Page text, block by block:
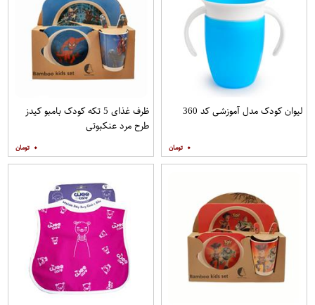
لیوان کودک مدل آموزشی کد 360
۰
ظرف غذای 5 تکه کودک بامبو کیدز
طرح مرد عنکبوتی
۰